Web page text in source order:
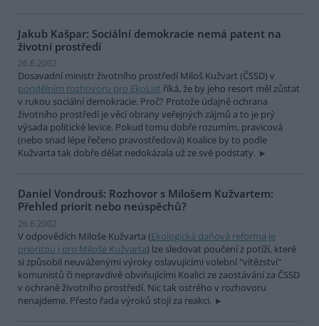
Jakub Kašpar: Sociální demokracie nemá patent na
životní prostředí
26.6.2002
Dosavadní ministr životního prostředí Miloš Kužvart (ČSSD) v
pondělním rozhovoru pro EkoList říká, že by jeho resort měl zůstat
v rukou sociální demokracie. Proč? Protože údajně ochrana
životního prostředí je věcí obrany veřejných zájmů a to je prý
výsada politické levice. Pokud tomu dobře rozumím, pravicová
(nebo snad lépe řečeno pravostředová) Koalice by to podle
Kužvarta tak dobře dělat nedokázala už ze své podstaty.
Daniel Vondrouš: Rozhovor s Milošem Kužvartem:
Přehled priorit nebo neúspěchů?
26.6.2002
V odpovědích Miloše Kužvarta (Ekologická daňová reforma je
prioritou i pro Miloše Kužvarta) lze sledovat poučení z potíží, které
si způsobil neuváženými výroky oslavujícími volební "vítězství"
komunistů či nepravdivě obviňujícími Koalici ze zaostávání za ČSSD
v ochraně životního prostředí. Nic tak ostrého v rozhovoru
nenajdeme. Přesto řada výroků stojí za reakci.